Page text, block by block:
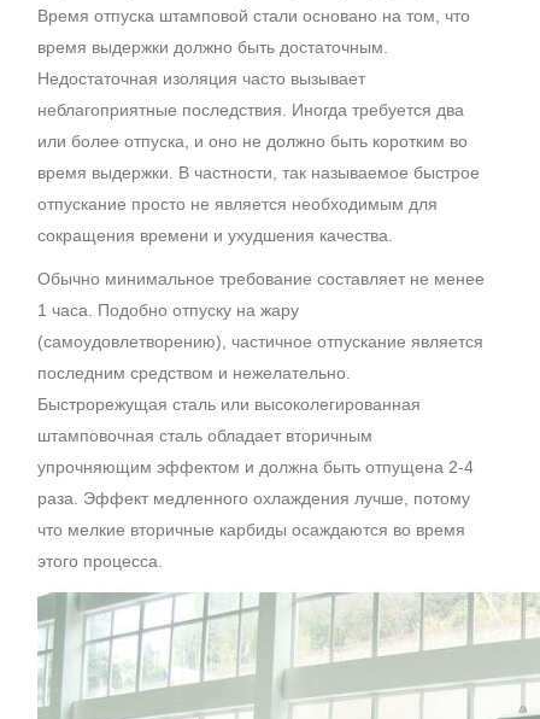
Время отпуска штамповой стали основано на том, что
время выдержки должно быть достаточным.
Недостаточная изоляция часто вызывает
неблагоприятные последствия. Иногда требуется два
или более отпуска, и оно не должно быть коротким во
время выдержки. В частности, так называемое быстрое
отпускание просто не является необходимым для
сокращения времени и ухудшения качества.
Обычно минимальное требование составляет не менее
1 часа. Подобно отпуску на жару
(самоудовлетворению), частичное отпускание является
последним средством и нежелательно.
Быстрорежущая сталь или высоколегированная
штамповочная сталь обладает вторичным
упрочняющим эффектом и должна быть отпущена 2-4
раза. Эффект медленного охлаждения лучше, потому
что мелкие вторичные карбиды осаждаются во время
этого процесса.